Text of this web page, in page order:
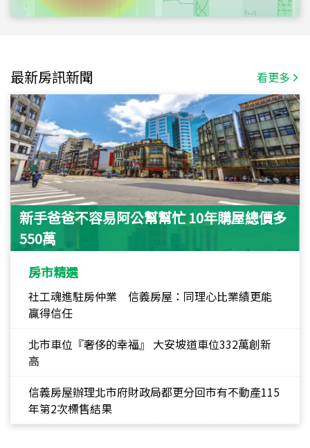
最新房訊新聞 看更多
新手爸爸不容易阿公幫幫忙 10年購屋總價多
550萬
房市精選
社工魂進駐房仲業 信義房屋：同理心比業績更能
贏得信任
北市車位『奢侈的幸福』 大安坡道車位332萬創新
高
信義房屋辦理北市府財政局都更分回市有不動產115
年第2次標售結果